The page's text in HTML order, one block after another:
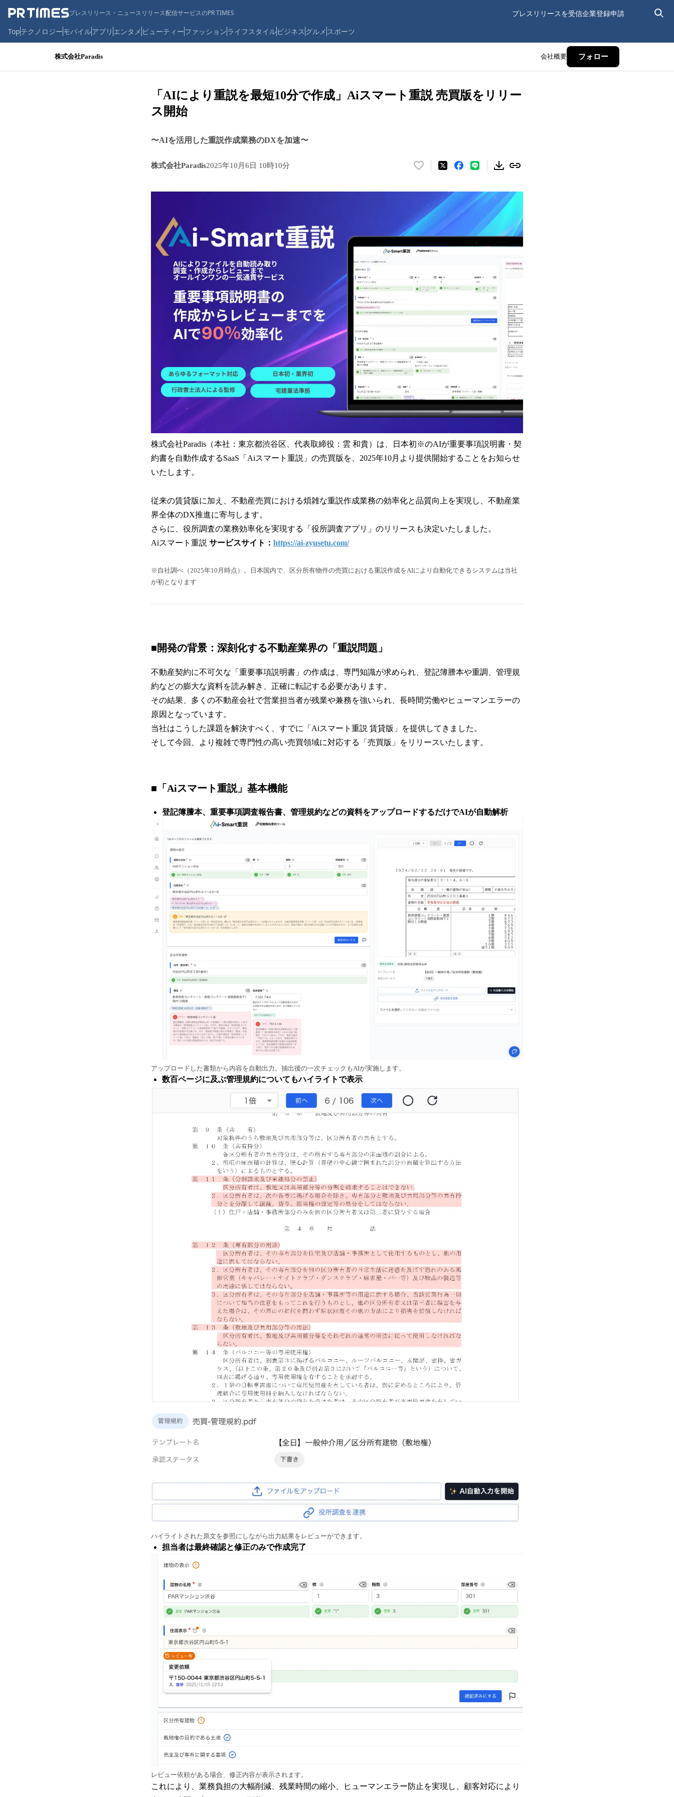
プレスリリース・ニュースリリース配信サービスのPR TIMES プレスリリースを受信企業登録申請
Topテクノロジーモバイルアプリ エンタメ ビューティーファッションライフスタイルビジネス グルメ スポーツ
株式会社Paradis 会社概要 フォロー
「AIにより重説を最短10分で作成」Aiスマート重説 売買版をリリー
ス開始
〜AIを活用した重説作成業務のDXを加速〜
株式会社Paradis2025年10月6日 10時10分
い
ね
を
読
み
込
中
で
株式会社Paradis（本社：東京都渋谷区、代表取締役：雲 和貴）は、日本初※のAIが重要事項説明書・契
約書を自動作成するSaaS「Aiスマート重説」の売買版を、2025年10月より提供開始することをお知らせ
いたします。
従来の賃貸版に加え、不動産売買における煩雑な重説作成業務の効率化と品質向上を実現し、不動産業
界全体のDX推進に寄与します。
さらに、役所調査の業務効率化を実現する「役所調査アプリ」のリリースも決定いたしました。
Aiスマート重説 サービスサイト： https://ai-zyusetu.com/
※自社調べ（2025年10月時点）。日本国内で、区分所有物件の売買における重説作成をAIにより自動化できるシステムは当社
が初となります
■開発の背景：深刻化する不動産業界の「重説問題」
不動産契約に不可欠な「重要事項説明書」の作成は、専門知識が求められ、登記簿謄本や重調、管理規
約などの膨大な資料を読み解き、正確に転記する必要があります。
その結果、多くの不動産会社で営業担当者が残業や兼務を強いられ、長時間労働やヒューマンエラーの
原因となっています。
当社はこうした課題を解決すべく、すでに「Aiスマート重説 賃貸版」を提供してきました。
そして今回、より複雑で専門性の高い売買領域に対応する「売買版」をリリースいたします。
■「Aiスマート重説」基本機能
登記簿謄本、重要事項調査報告書、管理規約などの資料をアップロードするだけでAIが自動解析
アップロードした書類から内容を自動出力。抽出後の一次チェックもAIが実施します。
数百ページに及ぶ管理規約についてもハイライトで表示
ハイライトされた原文を参照にしながら出力結果をレビューができます。
担当者は最終確認と修正のみで作成完了
レビュー依頼がある場合、修正内容が表示されます。
これにより、業務負担の大幅削減、残業時間の縮小、ヒューマンエラー防止を実現し、顧客対応により